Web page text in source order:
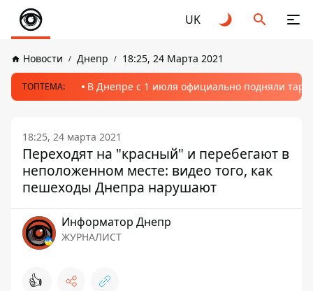
UK
Новости Днепр 18:25, 24 Марта 2021
ТОПТЕМА: В Днепре с 1 июля официально подняли
18:25, 24 марта 2021
Переходят на "красный" и перебегают в
неположенном месте: видео того, как
пешеходы Днепра нарушают
Информатор Днепр
ЖУРНАЛИСТ
👍